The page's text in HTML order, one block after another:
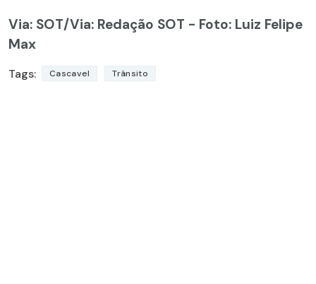
Via: SOT/Via: Redação SOT - Foto: Luiz Felipe
Max
Tags: Cascavel Trânsito